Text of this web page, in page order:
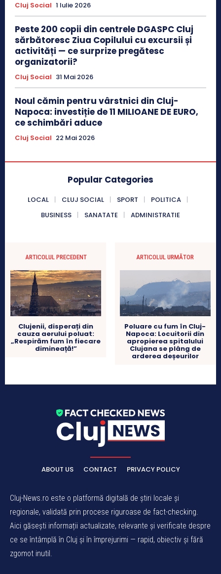
Cluj Social 1 Iulie 2026
Peste 200 copii din centrele DGASPC Cluj
sărbătoresc Ziua Copilului cu excursii și
activități — ce surprize pregătesc
organizatorii?
Cluj Social 31 Mai 2026
Noul cămin pentru vârstnici din Cluj-
Napoca: investiție de 11 MILIOANE DE EURO,
ce schimbări aduce
Cluj Social 22 Mai 2026
Popular Categories
LOCAL CLUJ SOCIAL SPORT
POLITICA
BUSINESS
SANATATE ADMINISTRATIE
ARTICOLUL PRECEDENT
Clujenii, disperați din
cauza aerului poluat:
„Respirăm fum în fiecare
dimineață!”
ARTICOLUL URMĂTOR
Poluare cu fum în Cluj-
Napoca: Locuitorii din
apropierea spitalului
Clujana se plâng de
arderea deșeurilor
ABOUT US CONTACT PRIVACY POLICY
Cluj-News.ro este o platformă digitală de știri locale și
regionale, validată prin procese riguroase de fact-checking.
Aici găsești informații actualizate, relevante și verificate despre
ce se întâmplă în Cluj și în împrejurimi — rapid, obiectiv și fără
zgomot inutil.